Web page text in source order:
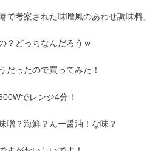
で考案された味噌風のあわせ調味料」
？どっちなんだろうｗ
だったので買ってみた！
でレンジ4分！
噌？海鮮？んー醤油！な味？